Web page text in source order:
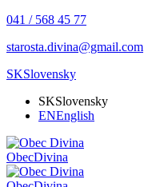
041 / 568 45 77
starosta.divina@gmail.com
SKSlovensky
SKSlovensky
ENEnglish
ObecDivina